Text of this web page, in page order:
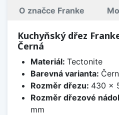
O značce Franke
Kuchyňský dřez
Černá
Materiál: Tectonite
Barevná varianta:
Rozměr dřezu: 430 x
Rozměr dřezové
mm